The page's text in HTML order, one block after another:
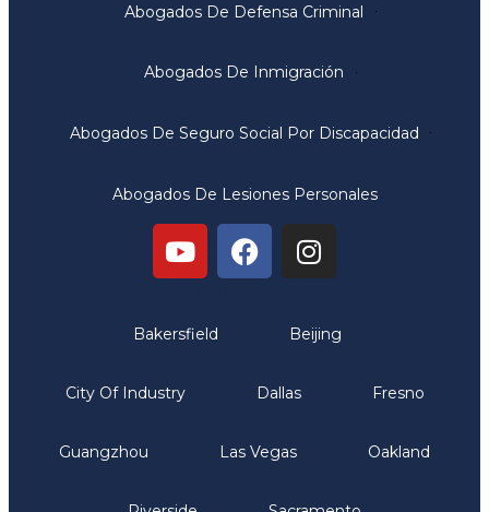
Abogados De Defensa Criminal
Abogados De Inmigración
Abogados De Seguro Social Por Discapacidad
Abogados De Lesiones Personales
Bakersfield Beijing
City Of Industry Dallas Fresno
Guangzhou Las Vegas Oakland